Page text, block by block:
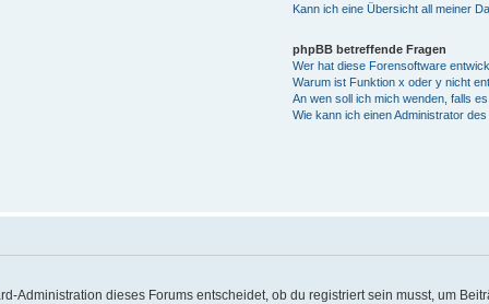
Kann ich eine Übersicht all meiner
phpBB betreffende Fragen
Wer hat diese Forensoftware
Warum ist Funktion x oder y nicht
An wen soll ich mich wenden, falls
Wie kann ich einen Administrator
Administration dieses Forums entscheidet, ob du registriert sein musst, um